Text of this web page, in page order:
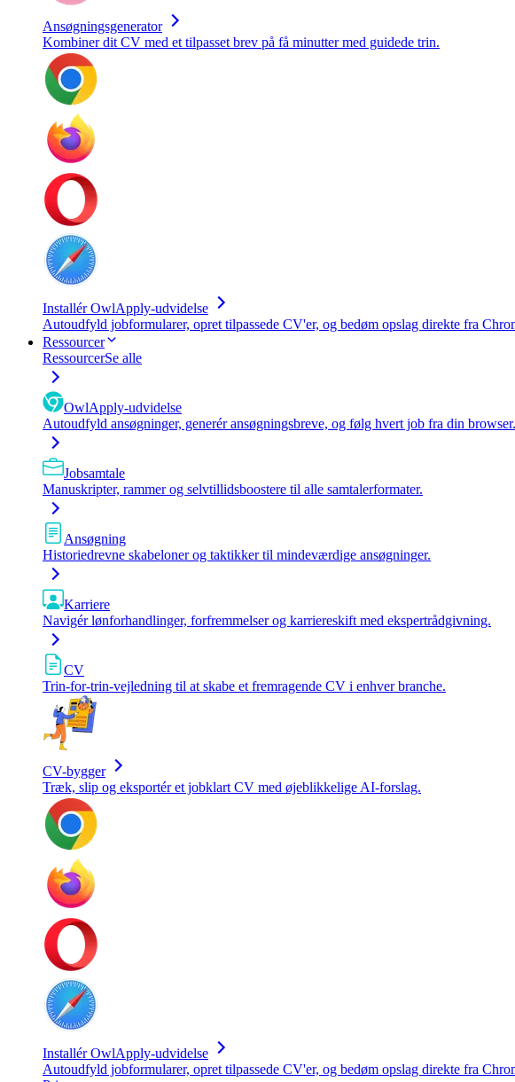
Ansøgningsgenerator
Kombiner dit CV med et tilpasset brev på få minutter med guidede trin.
Installér OwlApply-udvidelse
Autoudfyld jobformularer, opret tilpassede CV'er, og bedøm opslag direkte fra
Ressourcer
RessourcerSe alle
OwlApply-udvidelse
Autoudfyld ansøgninger, generér ansøgningsbreve, og følg hvert job fra din browser.
Jobsamtale
Manuskripter, rammer og selvtillidsboostere til alle samtalerformater.
Ansøgning
Historiedrevne skabeloner og taktikker til mindeværdige ansøgninger.
Karriere
Navigér lønforhandlinger, forfremmelser og karriereskift med ekspertrådgivning.
CV
Trin-for-trin-vejledning til at skabe et fremragende CV i enhver branche.
CV-bygger
Træk, slip og eksportér et jobklart CV med øjeblikkelige AI-forslag.
Installér OwlApply-udvidelse
Autoudfyld jobformularer, opret tilpassede CV'er, og bedøm opslag direkte fra